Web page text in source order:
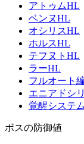
アトゥムHL
ベンヌHL
オシリスHL
ホルスHL
テフヌトHL
ラーHL
フルオート
エニアドシ
覚醒システ
ボスの防御値